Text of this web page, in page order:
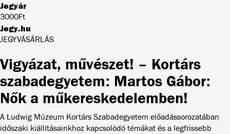
Jegyár
3000Ft
Jegy.hu
JEGYVÁSÁRLÁS
Vigyázat, művészet! – Kortárs
szabadegyetem: Martos Gábor:
Nők a műkereskedelemben!
A Ludwig Múzeum Kortárs Szabadegyetem előadássorozatában
időszaki kiállításainkhoz kapcsolódó témákat és a legfrissebb